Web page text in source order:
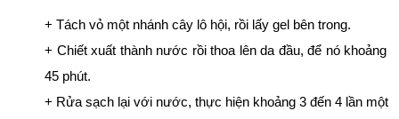
+ Tách vỏ một nhánh cây lô hội, rồi lấy gel bên trong.
+ Chiết xuất thành nước rồi thoa lên da đầu, để nó khoảng
45 phút.
+ Rửa sạch lại với nước, thực hiện khoảng 3 đến 4 lần một